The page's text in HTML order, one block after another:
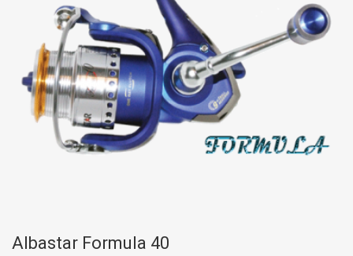
Albastar Formula 40